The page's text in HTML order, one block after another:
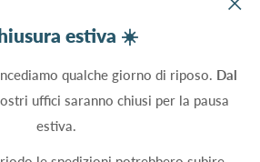
estiva ☀️
qualche giorno di riposo. Dal
uffici saranno chiusi per la pausa
estiva.